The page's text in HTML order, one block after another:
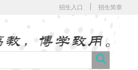
招生入口 招生简章